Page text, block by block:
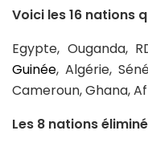
Voici les 16 nations
Egypte, Ouganda,
Guinée, Algérie,
Cameroun, Ghana,
Les 8 nations